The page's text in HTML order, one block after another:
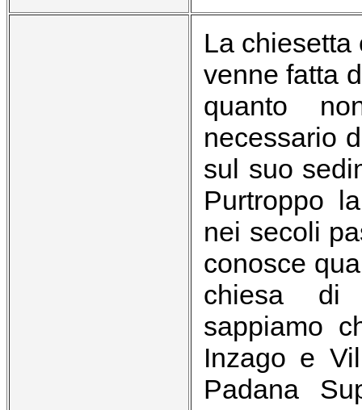
La chiesetta
venne fatta
quanto
necessario
sul suo
Purtroppo
nei secoli
conosce
chiesa di
sappiamo
Inzago e
Padana